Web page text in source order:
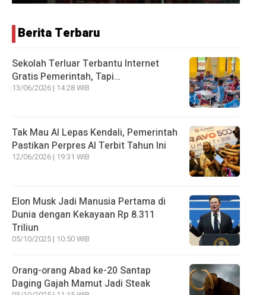
Berita Terbaru
Sekolah Terluar Terbantu Internet
Gratis Pemerintah, Tapi…
13/06/2026 | 14:28 WIB
Tak Mau AI Lepas Kendali, Pemerintah
Pastikan Perpres AI Terbit Tahun Ini
12/06/2026 | 19:31 WIB
Elon Musk Jadi Manusia Pertama di
Dunia dengan Kekayaan Rp 8.311
Triliun
05/10/2025 | 10:50 WIB
Orang-orang Abad ke-20 Santap
Daging Gajah Mamut Jadi Steak